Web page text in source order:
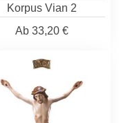
Korpus Vian 2
Ab33,20 €